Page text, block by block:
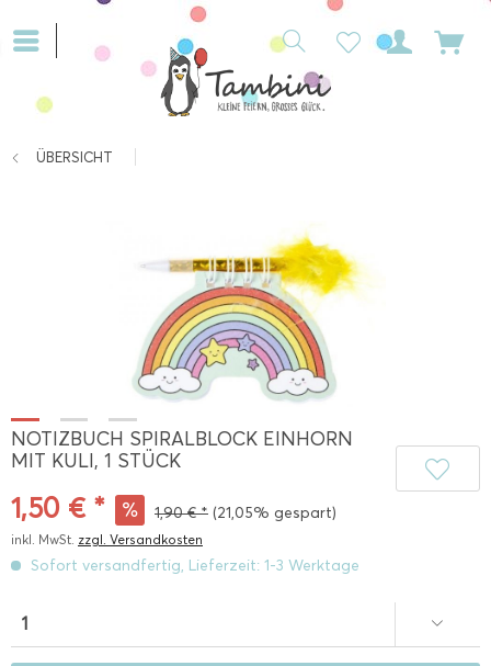
ÜBERSICHT
NOTIZBUCH SPIRALBLOCK EINHORN
MIT KULI, 1 STÜCK
1,50 € * 1,90 € * (21,05% gespart)
inkl. MwSt. zzgl. Versandkosten
Sofort versandfertig, Lieferzeit: 1-3 Werktage